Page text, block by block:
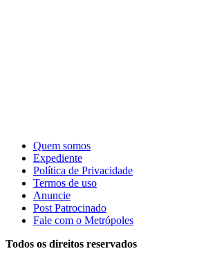
Quem somos
Expediente
Política de Privacidade
Termos de uso
Anuncie
Post Patrocinado
Fale com o Metrópoles
Todos os direitos reservados